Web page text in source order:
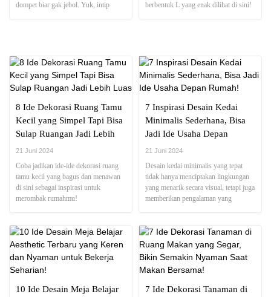
dompet biar gak jebol. Yuk, intip
berbentuk L yang enak dilihat di sini!
8 Ide Dekorasi Ruang Tamu
Kecil yang Simpel Tapi Bisa
Sulap Ruangan Jadi Lebih
Luas
21 Juni 2024
Coba jadikan ide-ide dekorasi ruang
tamu kecil yang bagus dan menawan
di sini sebagai inspirasi untuk
merombak rumahmu!
7 Inspirasi Desain Kedai
Minimalis Sederhana, Bisa
Jadi Ide Usaha Depan
Rumah!
21 Juni 2024
Desain kedai minimalis yang tepat
tidak hanya menciptakan lingkungan
yang menarik secara visual, tetapi juga
memberikan pengalaman yang
10 Ide Desain Meja Belajar
7 Ide Dekorasi Tanaman di